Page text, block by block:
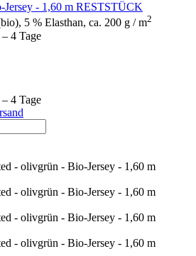
- 1,60 m RESTSTÜCK
5 % Elasthan, ca. 200 g / m2
– 4 Tage
– 4 Tage